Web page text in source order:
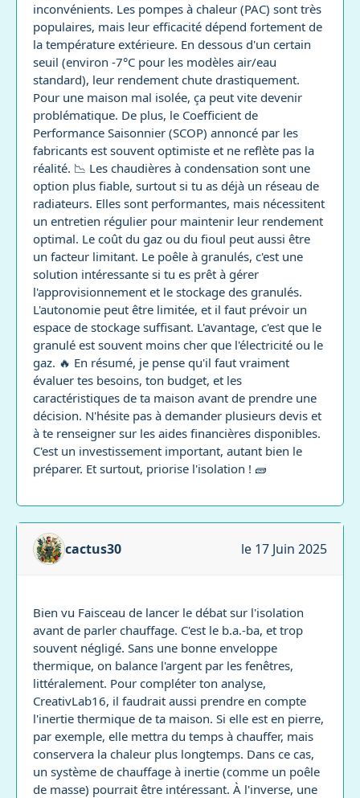
inconvénients. Les pompes à chaleur (PAC) sont très
populaires, mais leur efficacité dépend fortement de
la température extérieure. En dessous d'un certain
seuil (environ -7°C pour les modèles air/eau
standard), leur rendement chute drastiquement.
Pour une maison mal isolée, ça peut vite devenir
problématique. De plus, le Coefficient de
Performance Saisonnier (SCOP) annoncé par les
fabricants est souvent optimiste et ne reflète pas la
réalité. 📉 Les chaudières à condensation sont une
option plus fiable, surtout si tu as déjà un réseau de
radiateurs. Elles sont performantes, mais nécessitent
un entretien régulier pour maintenir leur rendement
optimal. Le coût du gaz ou du fioul peut aussi être
un facteur limitant. Le poêle à granulés, c'est une
solution intéressante si tu es prêt à gérer
l'approvisionnement et le stockage des granulés.
L'autonomie peut être limitée, et il faut prévoir un
espace de stockage suffisant. L'avantage, c'est que le
granulé est souvent moins cher que l'électricité ou le
gaz. 🔥 En résumé, je pense qu'il faut vraiment
évaluer tes besoins, ton budget, et les
caractéristiques de ta maison avant de prendre une
décision. N'hésite pas à demander plusieurs devis et
à te renseigner sur les aides financières disponibles.
C'est un investissement important, autant bien le
préparer. Et surtout, priorise l'isolation ! 🧱
cactus30 le 17 Juin 2025
Bien vu Faisceau de lancer le débat sur l'isolation
avant de parler chauffage. C'est le b.a.-ba, et trop
souvent négligé. Sans une bonne enveloppe
thermique, on balance l'argent par les fenêtres,
littéralement. Pour compléter ton analyse,
CreativLab16, il faudrait aussi prendre en compte
l'inertie thermique de ta maison. Si elle est en pierre,
par exemple, elle mettra du temps à chauffer, mais
conservera la chaleur plus longtemps. Dans ce cas,
un système de chauffage à inertie (comme un poêle
de masse) pourrait être intéressant. À l'inverse, une